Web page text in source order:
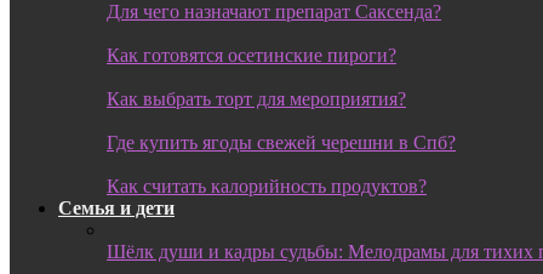
Для чего назначают препарат Саксенда?
Как готовятся осетинские пироги?
Как выбрать торт для мероприятия?
Где купить ягоды свежей черешни в Спб?
Как считать калорийность продуктов?
Семья и дети
Шёлк души и кадры судьбы: Мелодрамы для тихих